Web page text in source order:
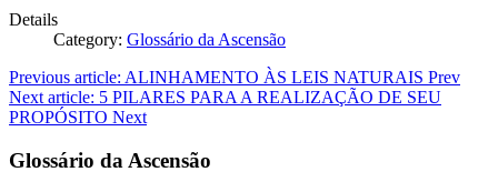
Details
Category: Glossário da Ascensão
Previous article: ALINHAMENTO ÀS LEIS NATURAIS Prev
Next article: 5 PILARES PARA A REALIZAÇÃO DE SEU
PROPÓSITO Next
Glossário da Ascensão